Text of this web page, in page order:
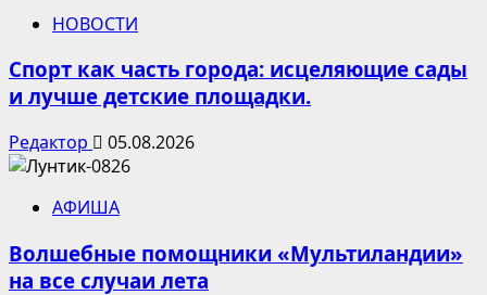
НОВОСТИ
Спорт как часть города: исцеляющие сады
и лучше детские площадки.
Редактор 05.08.2026
АФИША
Волшебные помощники «Мультиландии»
на все случаи лета